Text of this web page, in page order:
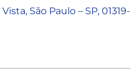
São Paulo – SP, 01319-